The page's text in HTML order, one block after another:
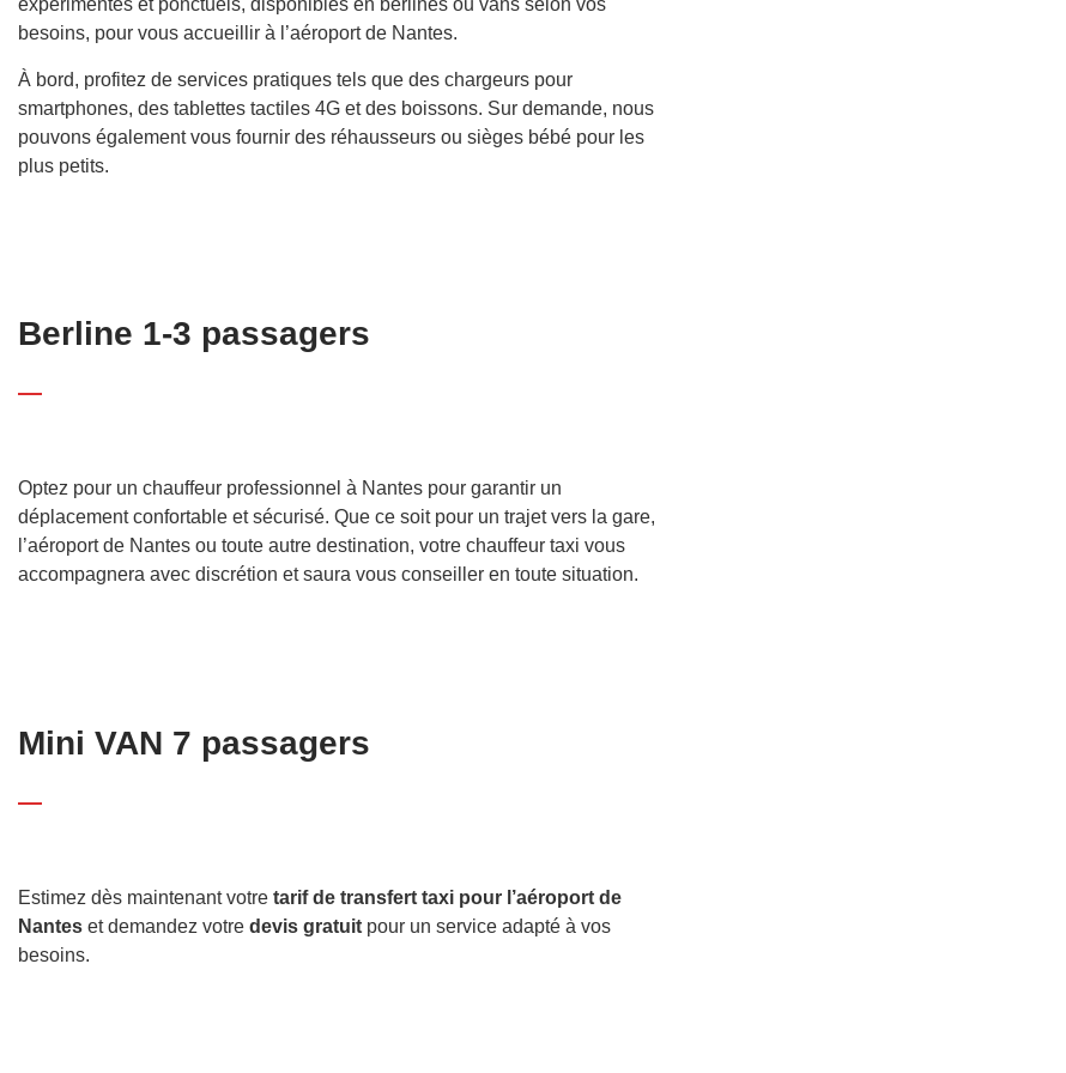
expérimentés et ponctuels, disponibles en berlines ou vans selon vos
besoins, pour vous accueillir à l’aéroport de Nantes.
À bord, profitez de services pratiques tels que des chargeurs pour
smartphones, des tablettes tactiles 4G et des boissons. Sur demande, nous
pouvons également vous fournir des réhausseurs ou sièges bébé pour les
plus petits.
Berline 1-3 passagers
Optez pour un chauffeur professionnel à Nantes pour garantir un
déplacement confortable et sécurisé. Que ce soit pour un trajet vers la gare,
l’aéroport de Nantes ou toute autre destination, votre chauffeur taxi vous
accompagnera avec discrétion et saura vous conseiller en toute situation.
Mini VAN 7 passagers
Estimez dès maintenant votre tarif de transfert taxi pour l’aéroport de
Nantes et demandez votre devis gratuit pour un service adapté à vos
besoins.